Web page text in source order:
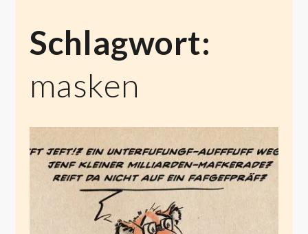
Schlagwort:
masken